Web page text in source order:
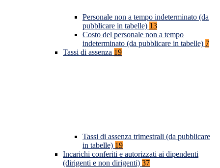
Personale non a tempo indeterminato (da
pubblicare in tabelle) 13
Costo del personale non a tempo
indeterminato (da pubblicare in tabelle) 7
Tassi di assenza 19
Tassi di assenza trimestrali (da pubblicare
in tabelle) 19
Incarichi conferiti e autorizzati ai dipendenti
(dirigenti e non dirigenti) 37